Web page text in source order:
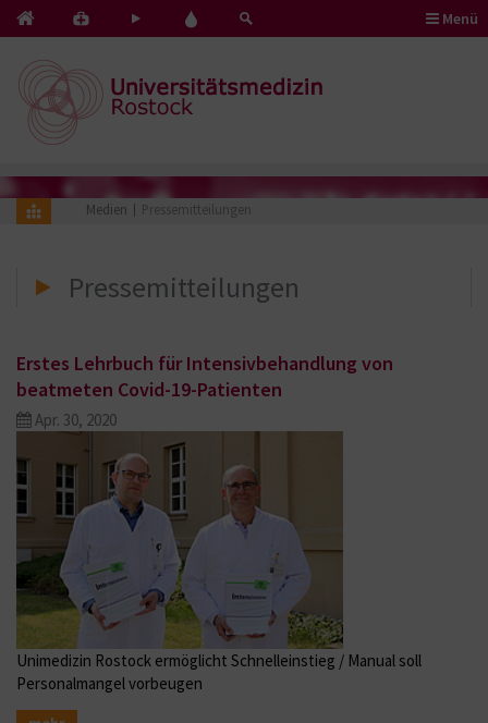
Kontakt
Notfälle
Pflege
Herz
Blut
Menü
Medien Pressemitteilungen
Pressemitteilungen
Erstes Lehrbuch für Intensivbehandlung von
beatmeten Covid-19-Patienten
Apr. 30, 2020
Unimedizin Rostock ermöglicht Schnelleinstieg / Manual soll
Personalmangel vorbeugen